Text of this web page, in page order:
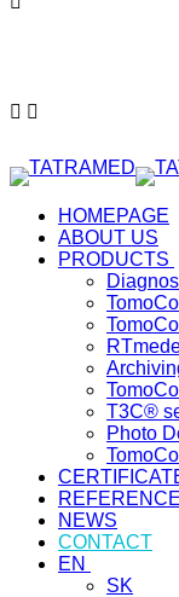
HOMEPAGE
ABOUT US
PRODUCTS
T3C®
Photo
NEWS
CONTACT
EN
SK